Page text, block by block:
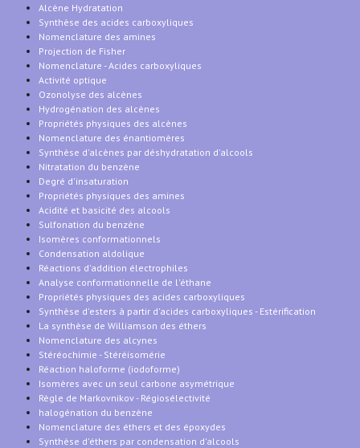
Alcène Hydratation
Synthèse des acides carboxyliques
Nomenclature des amines
Projection de Fisher
Nomenclature - Acides carboxyliques
Activité optique
Ozonolyse des alcènes
Hydrogénation des alcènes
Propriétés physiques des alcènes
Nomenclature des énantiomères
Synthèse d'alcènes par déshydratation d'alcools
Nitratation du benzène
Degré d'insaturation
Propriétés physiques des amines
Acidité et basicité des alcools
Sulfonation du benzène
Isomères conformationnels
Condensation aldolique
Réactions d'addition électrophiles
Analyse conformationnelle de l'éthane
Propriétés physiques des acides carboxyliques
Synthèse d'esters à partir d'acides carboxyliques - Estérification
La synthèse de Williamson des éthers
Nomenclature des alcynes
Stéréochimie - Stéréisomérie
Réaction haloforme (iodoforme)
Isomères avec un seul carbone asymétrique
Règle de Markovnikov - Régiosélectivité
halogénation du benzène
Nomenclature des éthers et des époxydes
Synthèse d'éthers par condensation d'alcools